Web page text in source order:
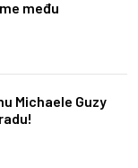
među
Michaele Guzy